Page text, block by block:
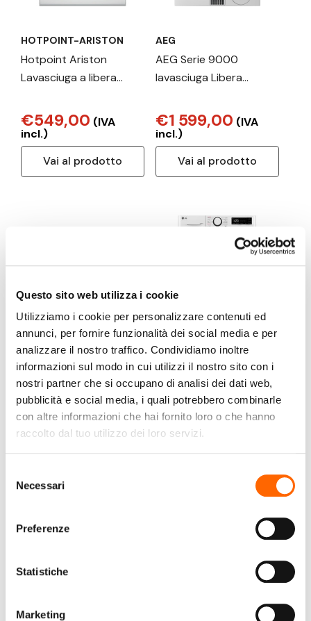
Questo sito web utilizza i cookie
Utilizziamo i cookie per personalizzare contenuti ed
annunci, per fornire funzionalità dei social media e per
analizzare il nostro traffico. Condividiamo inoltre
informazioni sul modo in cui utilizzi il nostro sito con i
nostri partner che si occupano di analisi dei dati web,
pubblicità e social media, i quali potrebbero combinarle
con altre informazioni che hai fornito loro o che hanno
raccolto dal tuo utilizzo dei loro servizi.
delNecessari
Preferenze
Statistiche
Marketing
HOTPOINT-ARISTON
Hotpoint Ariston
Lavasciuga a libera
984469 WA IT
€549,00 (IVA
incl.)
Vai al prodotto
AEG
AEG Serie 9000
lavasciuga Libera
Caricamento frontale
Bianco C
€1 599,00 (IVA
incl.)
Vai al prodotto
SAMSUNG
Samsung Lavasciuga AI
Control Ecodosatore
11/6Kg
WD11DB7B85GBU3
Vai al prodotto
LG
LG D4R5010TSWS
Lavasciuga 10/6kg AI
DD, Serie R5 Classe D,
1400 giri, TurboWash
Vai al prodotto